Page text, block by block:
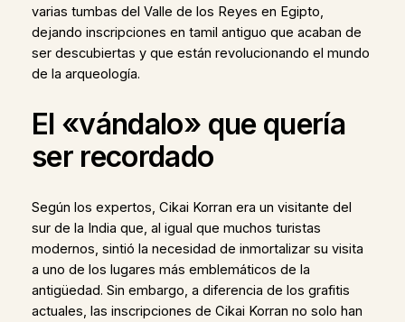
varias tumbas del Valle de los Reyes en Egipto,
dejando inscripciones en tamil antiguo que acaban de
ser descubiertas y que están revolucionando el mundo
de la arqueología.
El «vándalo» que quería
ser recordado
Según los expertos, Cikai Korran era un visitante del
sur de la India que, al igual que muchos turistas
modernos, sintió la necesidad de inmortalizar su visita
a uno de los lugares más emblemáticos de la
antigüedad. Sin embargo, a diferencia de los grafitis
actuales, las inscripciones de Cikai Korran no solo han